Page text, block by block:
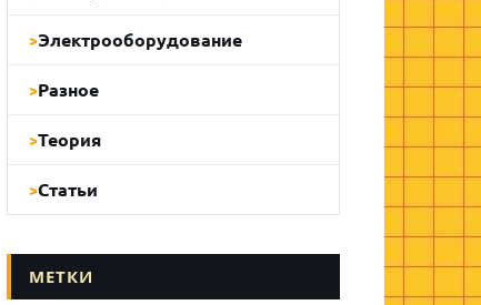
Электрооборудование
Разное
Теория
Статьи
МЕТКИ